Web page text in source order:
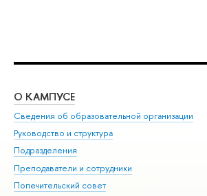
О КАМПУСЕ
Сведения об образовательной организации
Руководство и структура
Подразделения
Преподаватели и сотрудники
Попечительский совет